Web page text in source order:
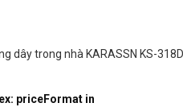
dây trong nhà KARASSN KS-
priceFormat in